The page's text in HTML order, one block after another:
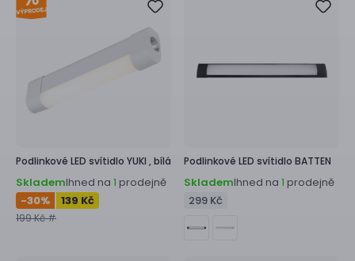
Podlinkové LED svítidlo YUKI , bílá
SklademIhned na 1 prodejně
-30% 139 Kč
199 Kč #
Podlinkové LED svítidlo BATTEN
SklademIhned na 1 prodejně
299 Kč